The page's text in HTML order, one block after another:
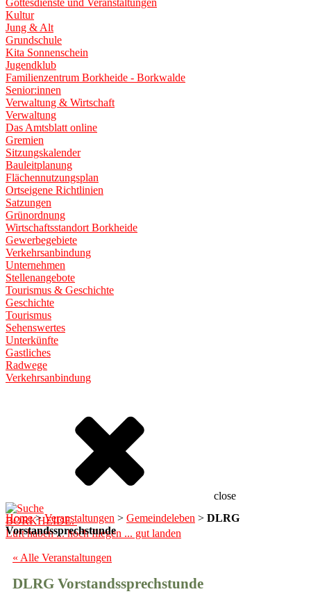
Gottesdienste und Veranstaltungen
Kultur
Jung & Alt
Grundschule
Kita Sonnenschein
Jugendklub
Familienzentrum Borkheide - Borkwalde
Senior:innen
Verwaltung & Wirtschaft
Verwaltung
Das Amtsblatt online
Gremien
Sitzungskalender
Bauleitplanung
Flächennutzungsplan
Ortseigene Richtlinien
Satzungen
Grünordnung
Wirtschaftsstandort Borkheide
Gewerbegebiete
Verkehrsanbindung
Unternehmen
Stellenangebote
Tourismus & Geschichte
Geschichte
Tourismus
Sehenswertes
Unterkünfte
Gastliches
Radwege
Verkehrsanbindung
close
BORKHEIDE.
Luft haben ... hoch fliegen ... gut landen
Home>Veranstaltungen > Gemeindeleben > DLRG
Vorstandssprechstunde
« Alle Veranstaltungen
DLRG Vorstandssprechstunde